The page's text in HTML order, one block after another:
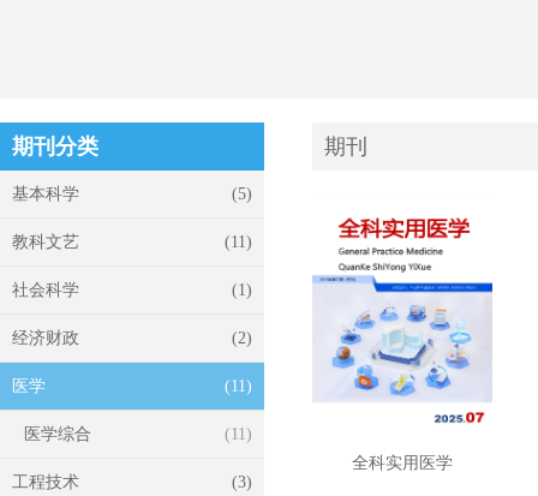
期刊分类
基本科学 (5)
教科文艺 (11)
社会科学 (1)
经济财政 (2)
医学 (11)
医学综合 (11)
工程技术 (3)
期刊
全科实用医学